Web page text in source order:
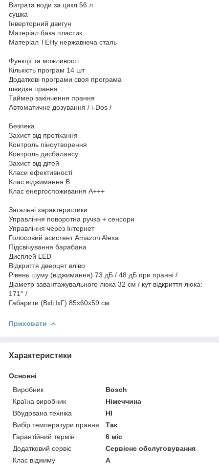
Витрата води за цикл 56 л
сушка
Інверторний двигун
Матеріал бака пластик
Матеріал ТЕНу нержавіюча сталь
Функції та можливості
Кількість програм 14 шт
Додаткові програми своя програма
швидке прання
Таймер закінчення прання
Автоматичне дозування / i-Dos /
Безпека
Захист від протікання
Контроль піноутворення
Контроль дисбалансу
Захист від дітей
Класи ефективності
Клас віджимання B
Клас енергоспоживання A+++
Загальні характеристики
Управління поворотна ручка + сенсори
Управління через Інтернет
Голосовий асистент Amazon Alexa
Підсвічування барабана
Дисплей LED
Відкриття дверцят вліво
Рівень шуму (віджимання) 73 дБ / 48 дБ при пранні /
Діаметр завантажувального люка 32 см / кут відкриття люка:
171° /
Габарити (ВхШхГ) 85x60x59 см
Приховати
Характеристики
Основні
Виробник
Bosch
Країна виробник
Німеччина
Вбудована техніка
НІ
Вибір температури прання
Так
Гарантійний термін
6 міс
Додатковий сервіс
Сервісне обслуговування
Клас віджиму
A